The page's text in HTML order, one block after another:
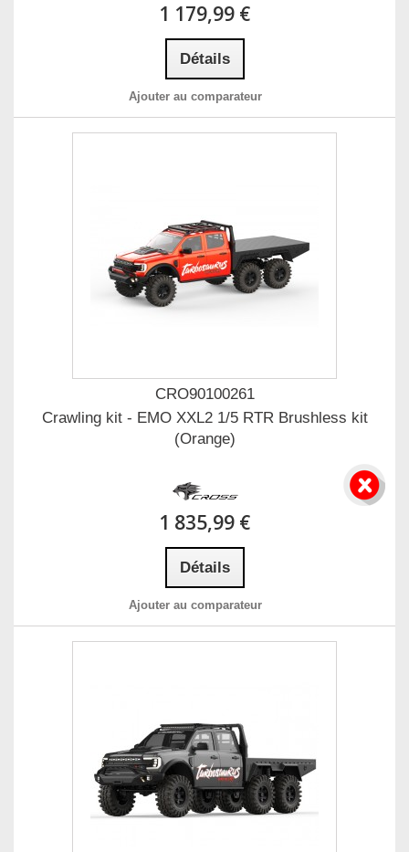
1 179,99 €
Détails
Ajouter au comparateur
CRO90100261
Crawling kit - EMO XXL2 1/5 RTR Brushless kit
(Orange)
1 835,99 €
Détails
Ajouter au comparateur